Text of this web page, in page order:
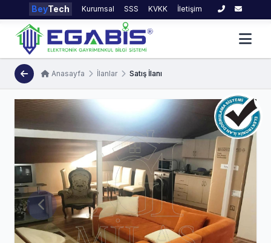
BeyTech Kurumsal SSS KVKK İletişim
Anasayfa İlanlar Satış İlanı